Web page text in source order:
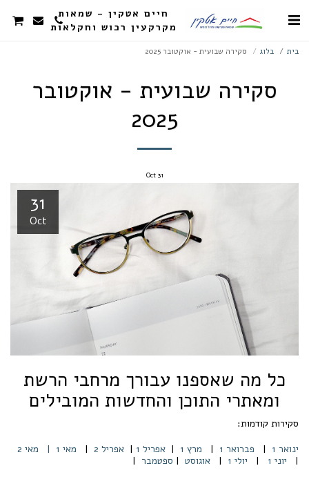
חיים אטקין - שמאות
מקרקעין רכוש וחקלאות
בית בלוג סקירה שבועית - אוקטובר 2025
סקירה שבועית - אוקטובר
2025
31
Oct
31
Oct
כל מה שאספנו עבורך מרחבי הרשת
ומאתרי התוכן והחדשות המובילים
סקירות קודמות:
ינואר 1
| פברואר 1 | מרץ 1 | אפריל 1 | אפריל 2 | מאי 1 |
מאי 2
|
יוני 1 | יולי 1 | אוגוסט | ספטמבר |